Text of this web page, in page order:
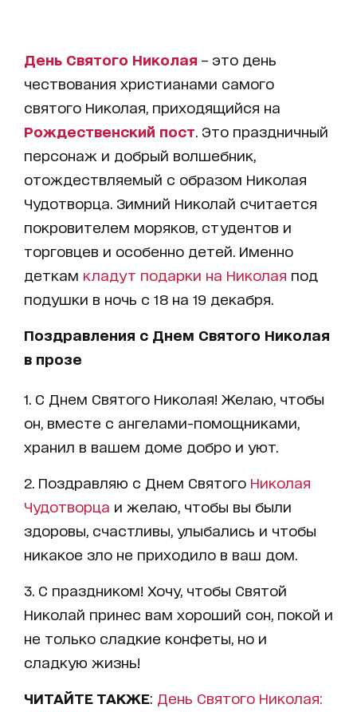
День Святого Николая – это день
чествования христианами самого
святого Николая, приходящийся на
Рождественский пост . Это праздничный
персонаж и добрый волшебник,
отождествляемый с образом Николая
Чудотворца. Зимний Николай считается
покровителем моряков, студентов и
торговцев и особенно детей. Именно
деткам кладут подарки на Николая под
подушки в ночь с 18 на 19 декабря.
Поздравления с Днем Святого Николая
в прозе
1. С Днем Святого Николая! Желаю, чтобы
он, вместе с ангелами-помощниками,
хранил в вашем доме добро и уют.
2. Поздравляю с Днем Святого Николая
Чудотворца и желаю, чтобы вы были
здоровы, счастливы, улыбались и чтобы
никакое зло не приходило в ваш дом.
3. С праздником! Хочу, чтобы Святой
Николай принес вам хороший сон, покой и
не только сладкие конфеты, но и
сладкую жизнь!
ЧИТАЙТЕ ТАКЖЕ: День Святого Николая: